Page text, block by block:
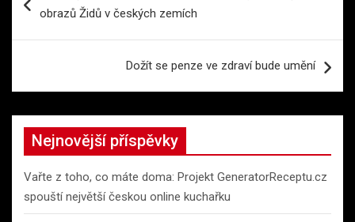
proobrazů Židů v českých zemích
Dožít se penze ve zdraví bude umění
Nejnovější příspěvky
Vařte z toho, co máte doma: Projekt GeneratorReceptu.cz
spouští největší českou online kuchařku